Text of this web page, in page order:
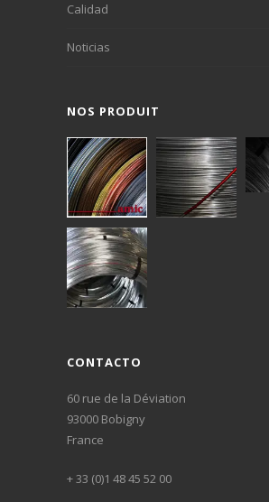
Calidad
Noticias
NOS PRODUIT
CONTACTO
60 rue de la Déviation
93000 Bobigny
France
+ 33 (0)1 48 45 52 00